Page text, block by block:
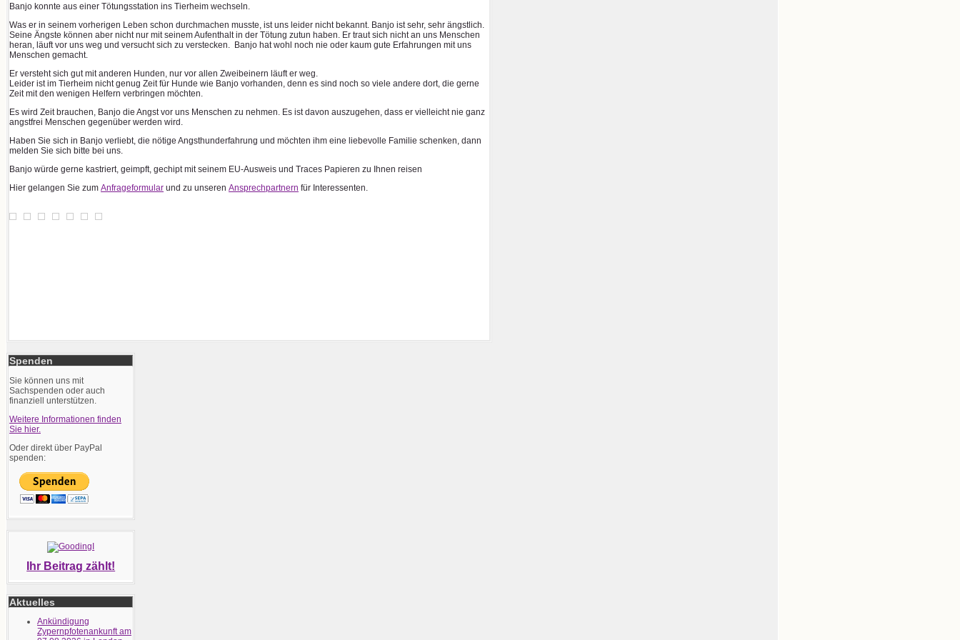
Banjo konnte aus einer Tötungsstation ins Tierheim wechseln.
Was er in seinem vorherigen Leben schon durchmachen musste, ist uns leider nicht bekannt. Banjo ist sehr, sehr ängstlich.
Seine Ängste können aber nicht nur mit seinem Aufenthalt in der Tötung zutun haben. Er traut sich nicht an uns Menschen
heran, läuft vor uns weg und versucht sich zu verstecken. Banjo hat wohl noch nie oder kaum gute Erfahrungen mit uns
Menschen gemacht.
Er versteht sich gut mit anderen Hunden, nur vor allen Zweibeinern läuft er weg.
Leider ist im Tierheim nicht genug Zeit für Hunde wie Banjo vorhanden, denn es sind noch so viele andere dort, die gerne
Zeit mit den wenigen Helfern verbringen möchten.
Es wird Zeit brauchen, Banjo die Angst vor uns Menschen zu nehmen. Es ist davon auszugehen, dass er vielleicht nie ganz
angstfrei Menschen gegenüber werden wird.
Haben Sie sich in Banjo verliebt, die nötige Angsthunderfahrung und möchten ihm eine liebevolle Familie schenken, dann
melden Sie sich bitte bei uns.
Banjo würde gerne kastriert, geimpft, gechipt mit seinem EU-Ausweis und Traces Papieren zu Ihnen reisen
Hier gelangen Sie zum Anfrageformular und zu unseren Ansprechpartnern für Interessenten.
Spenden
Sie können uns mit
Sachspenden oder auch
finanziell unterstützen.
Weitere Informationen finden
Sie hier.
Oder direkt über PayPal
spenden:
Ihr Beitrag zählt!
Aktuelles
Ankündigung
Zypernpfotenankunft am